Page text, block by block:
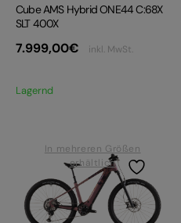
Cube AMS Hybrid ONE44 C:68X
SLT 400X
7.999,00€ inkl. MwSt.
Lagernd
In mehreren Größen
erhältlich